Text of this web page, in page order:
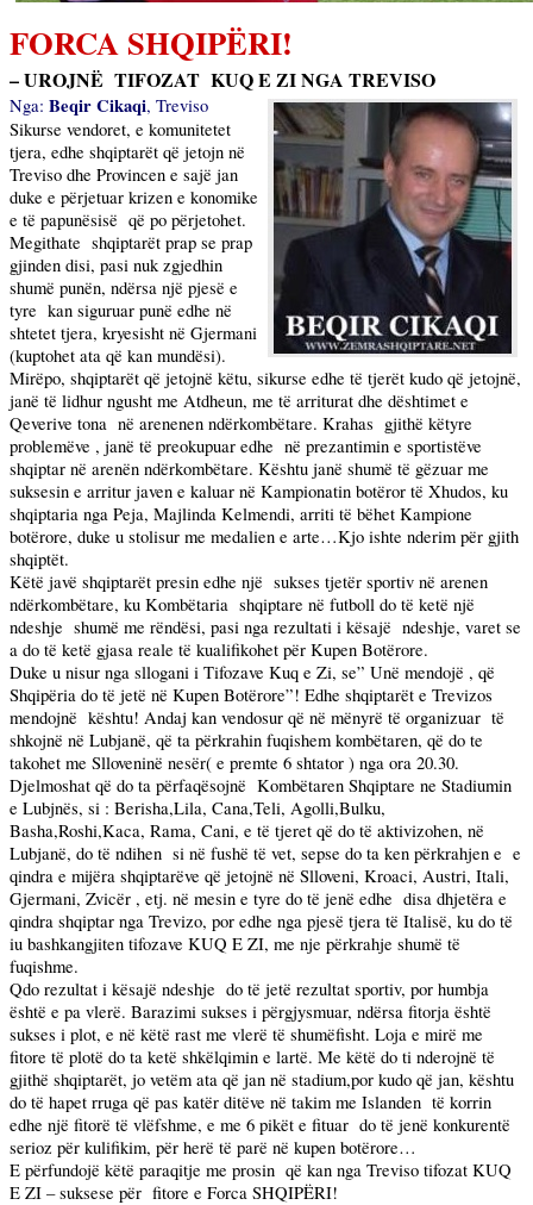
FORCA SHQIPËRI!
– UROJNË TIFOZAT KUQ E ZI NGA TREVISO
Nga: Beqir Cikaqi, Treviso
Sikurse vendoret, e komunitetet
tjera, edhe shqiptarët që jetojn në
Treviso dhe Provincen e sajë jan
duke e përjetuar krizen e konomike
e të papunësisë që po përjetohet.
Megithate shqiptarët prap se prap
gjinden disi, pasi nuk zgjedhin
shumë punën, ndërsa një pjesë e
tyre kan siguruar punë edhe në
shtetet tjera, kryesisht në Gjermani
(kuptohet ata që kan mundësi).
Mirëpo, shqiptarët që jetojnë këtu, sikurse edhe të tjerët kudo që jetojnë,
janë të lidhur ngusht me Atdheun, me të arriturat dhe dështimet e
Qeverive tona në arenenen ndërkombëtare. Krahas gjithë këtyre
problemëve , janë të preokupuar edhe në prezantimin e sportistëve
shqiptar në arenën ndërkombëtare. Kështu janë shumë të gëzuar me
suksesin e arritur javen e kaluar në Kampionatin botëror të Xhudos, ku
shqiptaria nga Peja, Majlinda Kelmendi, arriti të bëhet Kampione
botërore, duke u stolisur me medalien e arte…Kjo ishte nderim për gjith
shqiptët.
Këtë javë shqiptarët presin edhe një sukses tjetër sportiv në arenen
ndërkombëtare, ku Kombëtaria shqiptare në futboll do të ketë një
ndeshje shumë me rëndësi, pasi nga rezultati i kësajë ndeshje, varet se
a do të ketë gjasa reale të kualifikohet për Kupen Botërore.
Duke u nisur nga sllogani i Tifozave Kuq e Zi, se” Unë mendojë , që
Shqipëria do të jetë në Kupen Botërore”! Edhe shqiptarët e Trevizos
mendojnë kështu! Andaj kan vendosur që në mënyrë të organizuar të
shkojnë në Lubjanë, që ta përkrahin fuqishem kombëtaren, që do te
takohet me Slloveninë nesër( e premte 6 shtator ) nga ora 20.30.
Djelmoshat që do ta përfaqësojnë Kombëtaren Shqiptare ne Stadiumin
e Lubjnës, si : Berisha,Lila, Cana,Teli, Agolli,Bulku,
Basha,Roshi,Kaca, Rama, Cani, e të tjeret që do të aktivizohen, në
Lubjanë, do të ndihen si në fushë të vet, sepse do ta ken përkrahjen e e
qindra e mijëra shqiptarëve që jetojnë në Slloveni, Kroaci, Austri, Itali,
Gjermani, Zvicër , etj. në mesin e tyre do të jenë edhe disa dhjetëra e
qindra shqiptar nga Trevizo, por edhe nga pjesë tjera të Italisë, ku do të
iu bashkangjiten tifozave KUQ E ZI, me nje përkrahje shumë të
fuqishme.
Qdo rezultat i kësajë ndeshje do të jetë rezultat sportiv, por humbja
është e pa vlerë. Barazimi sukses i përgjysmuar, ndërsa fitorja është
sukses i plot, e në këtë rast me vlerë të shumëfisht. Loja e mirë me
fitore të plotë do ta ketë shkëlqimin e lartë. Me këtë do ti nderojnë të
gjithë shqiptarët, jo vetëm ata që jan në stadium,por kudo që jan, kështu
do të hapet rruga që pas katër ditëve në takim me Islanden të korrin
edhe një fitorë të vlëfshme, e me 6 pikët e fituar do të jenë konkurentë
serioz për kulifikim, për herë të parë në kupen botërore…
E përfundojë këtë paraqitje me prosin që kan nga Treviso tifozat KUQ
E ZI – suksese për fitore e Forca SHQIPËRI!